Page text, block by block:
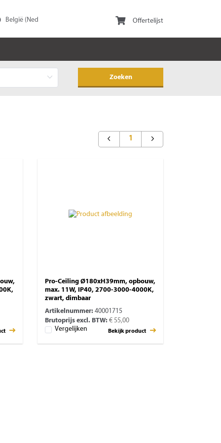
Offertelijst
1
Pro-Ceiling Ø180xH39mm, opbouw,
max. 11W, IP40, 2700-3000-4000K,
zwart, dimbaar
Artikelnummer: 40001715
Brutoprijs excl. BTW: € 55,00
Vergelijken
Bekijk product